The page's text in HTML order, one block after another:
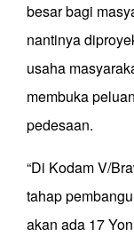
besar bagi
nantinya
usaha
membuka
pedesaan.
“Di Kodam V/
tahap
akan ada 17